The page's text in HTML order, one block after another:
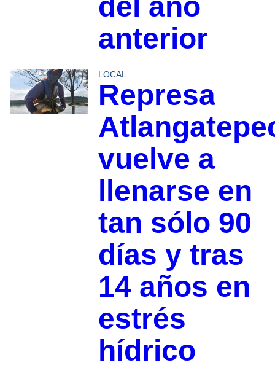
del año
anterior
LOCAL
Represa
vuelve a
llenarse en
tan sólo 90
días y tras
14 años en
estrés
hídrico